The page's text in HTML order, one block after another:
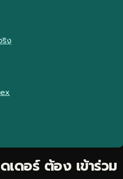
ง
เดอร์ ต้อง เข้าร่วม